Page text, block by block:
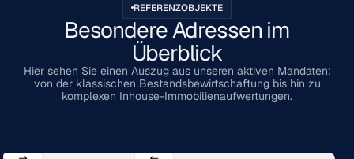
REFERENZOBJEKTE
Besondere Adressen im
Überblick
Hier sehen Sie einen Auszug aus unseren aktiven Mandaten:
von der klassischen Bestandsbewirtschaftung bis hin zu
komplexen Inhouse-Immobilienaufwertungen.